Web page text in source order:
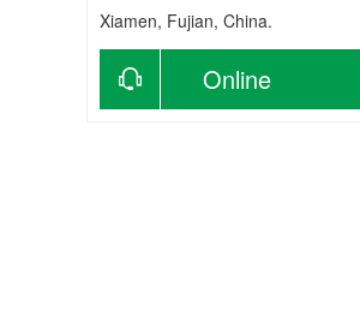
Xiamen, Fujian, China.
Online